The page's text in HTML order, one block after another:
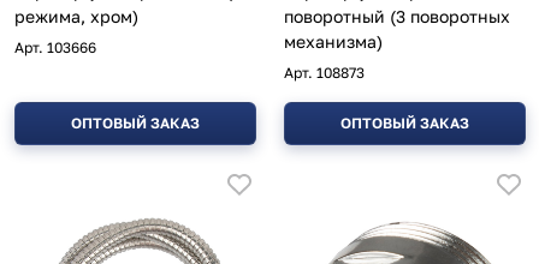
режима, хром)
Арт. 103666
ОПТОВЫЙ ЗАКАЗ
поворотный (3 поворотных
механизма)
Арт. 108873
ОПТОВЫЙ ЗАКАЗ